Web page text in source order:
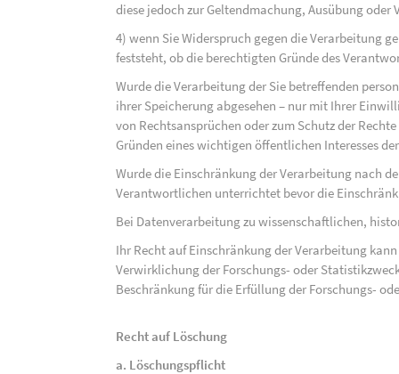
diese jedoch zur Geltendmachung, Ausübung
4) wenn Sie Widerspruch gegen die Verarbeitung
feststeht, ob die berechtigten Gründe des
Wurde die Verarbeitung der Sie betreffenden
ihrer Speicherung abgesehen – nur mit Ihrer
von Rechtsansprüchen oder zum Schutz der
Gründen eines wichtigen öffentlichen Interesses
Wurde die Einschränkung der Verarbeitung nach
Verantwortlichen unterrichtet bevor die
Bei Datenverarbeitung zu wissenschaftlichen,
Ihr Recht auf Einschränkung der Verarbeitung
Verwirklichung der Forschungs- oder
Beschränkung für die Erfüllung der Forschungs-
Recht auf Löschung
a. Löschungspflicht